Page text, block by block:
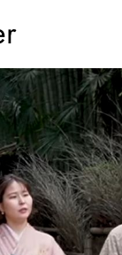
plus populaires est
tout en restant
à Yamanashi
à prix
sur la
à tous et